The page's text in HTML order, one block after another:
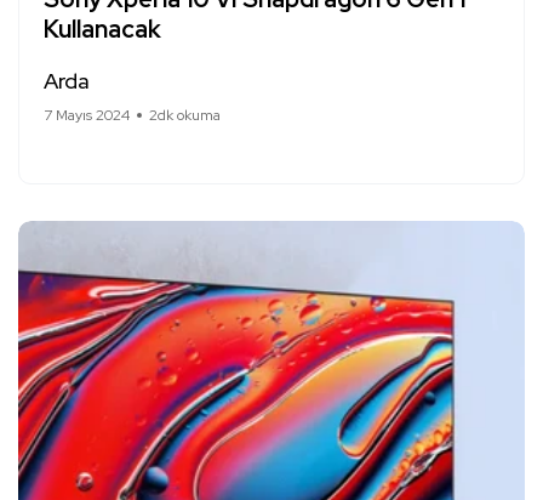
Kullanacak
Arda
7 Mayıs 2024 2dk okuma